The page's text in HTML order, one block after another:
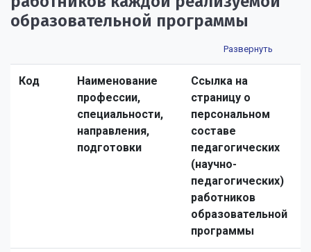
образовательной программы
Код
Наименование
профессии,
специальности,
направления,
подготовки
Ссылка на
страницу о
персональном
составе
педагогических
(научно-
педагогических)
работников
образовательной
программы